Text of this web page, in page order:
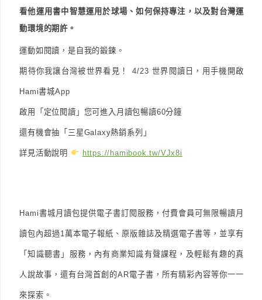
看他運用書中智慧運用於球場、如何保持專注，以及對台灣運
動環境的期許。
運動如閱讀，是自我的鍛鍊。
期待你我讓台灣被世界看見！ 4/23 世界閱讀日，用手機開啟
Hami書城App
啟用「定位閱讀」您可進入月讀包暢讀60分鐘
還有機會抽「三星Galaxy熱銷系列」
詳見活動說明 https://hamibook.tw/VJx8i
Hami書城月讀包提供電子書訂閱服務，付費會員可無限暢讀月
讀包內超過1萬本電子報紙、原版雜誌及精選電子書等，並享有
「知識聽書」服務，內有商業知識有聲課程，及輕鬆有趣的真
人說故事，還有台灣首創的AR電子書，所有精彩內容等你一一
來探索。